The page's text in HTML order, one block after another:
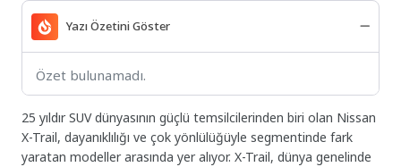
Yazı Özetini Göster
Özet bulunamadı.
25 yıldır SUV dünyasının güçlü temsilcilerinden biri olan Nissan
X-Trail, dayanıklılığı ve çok yönlülüğüyle segmentinde fark
yaratan modeller arasında yer alıyor. X-Trail, dünya genelinde